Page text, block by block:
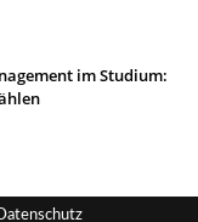
im Studium: